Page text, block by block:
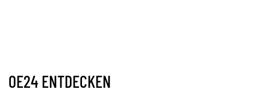
OE24 ENTDECKEN